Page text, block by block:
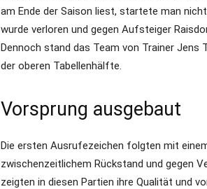
am Ende der Saison liest, startete man
wurde verloren und gegen Aufsteiger
Dennoch stand das Team von Trainer
der oberen Tabellenhälfte.
Vorsprung ausgebaut
Die ersten Ausrufezeichen folgten mit
zwischenzeitlichem Rückstand und gegen
zeigten in diesen Partien ihre Qualität und